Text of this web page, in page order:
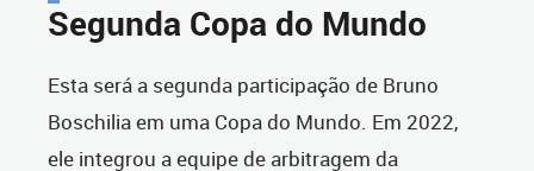
Segunda Copa do Mundo
Esta será a segunda participação de Bruno
Boschilia em uma Copa do Mundo. Em 2022,
ele integrou a equipe de arbitragem da